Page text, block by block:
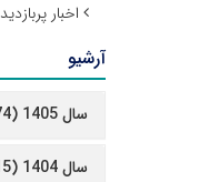
اخبار پربازدید
آرشیو
سال 1405 (74)
سال 1404 (115)